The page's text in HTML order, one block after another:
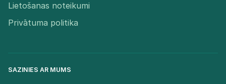
Lietošanas noteikumi
Privātuma politika
SAZINIES AR MUMS